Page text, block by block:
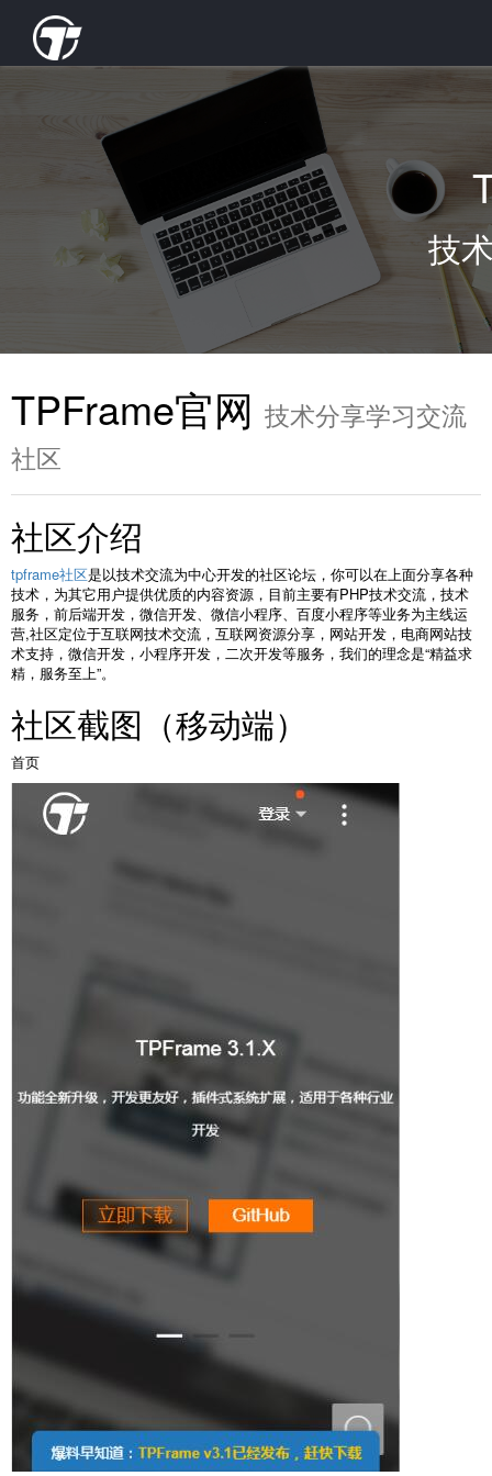
技
TPFrame官网 技术分享学习交流
社区
社区介绍
tpframe社区是以技术交流为中心开发的社区论坛，你可以在上面分享各种
技术，为其它用户提供优质的内容资源，目前主要有PHP技术交流，技术
服务，前后端开发，微信开发、微信小程序、百度小程序等业务为主线运
营,社区定位于互联网技术交流，互联网资源分享，网站开发，电商网站技
术支持，微信开发，小程序开发，二次开发等服务，我们的理念是“精益求
精，服务至上”。
社区截图（移动端）
首页